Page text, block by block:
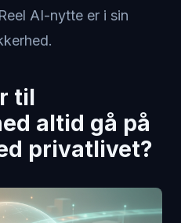
AI-nytte er i sin
til
altid gå på
privatlivet?